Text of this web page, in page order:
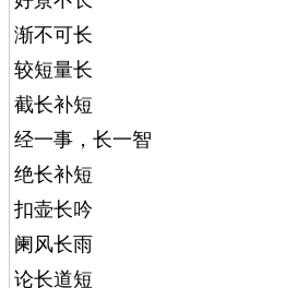
渐不可长
较短量长
截长补短
经一事，长一智
绝长补短
扣壶长吟
阑风长雨
论长道短